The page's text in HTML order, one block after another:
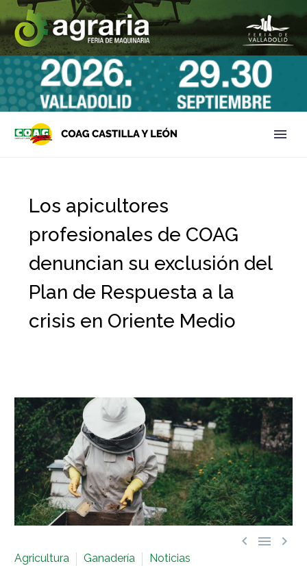
Los apicultores
profesionales de COAG
denuncian su exclusión del
Plan de Respuesta a la
crisis en Oriente Medio
  
Agricultura Ganadería
Noticias